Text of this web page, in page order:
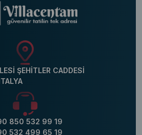
ŞEHİTLER CADDESİ
850 532 99 19
532 499 65 19